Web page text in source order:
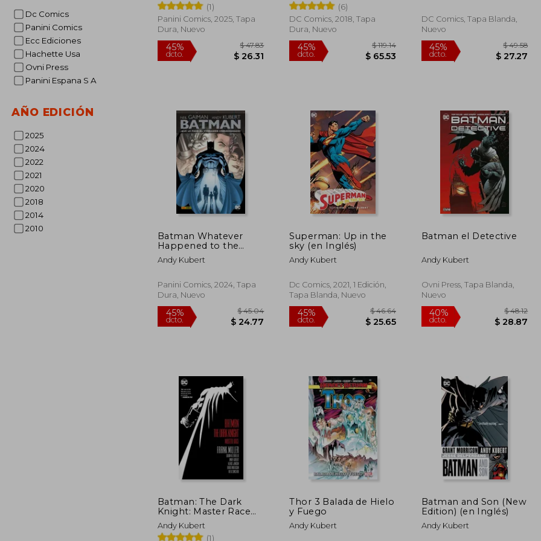
Dc Comics
Panini Comics
Ecc Ediciones
Hachette Usa
Ovni Press
Panini Espana S A
AÑO EDICIÓN
2025
2024
2022
2021
2020
2018
2014
2010
(1)
Panini Comics, 2025, Tapa
Dura, Nuevo
45%
dcto.
(6)
DC Comics, 2018, Tapa
Dura, Nuevo
45%
dcto.
DC Comics, Tapa Blanda,
Nuevo
45%
dcto.
Batman Whatever
Happened to the
Caped Crusader
Andy Kubert
Panini Comics, 2024, Tapa
Dura, Nuevo
45%
dcto.
Superman: Up in the
sky (en Inglés)
Andy Kubert
Dc Comics, 2021, 1 Edición,
Tapa Blanda, Nuevo
45%
dcto.
Batman el Detective
Andy Kubert
Ovni Press, Tapa Blanda,
Nuevo
40%
dcto.
Batman: The Dark
Knight: Master Race
(en Inglés)
Andy Kubert
(1)
Thor 3 Balada de Hielo
y Fuego
Andy Kubert
Batman and Son (New
Edition) (en Inglés)
Andy Kubert